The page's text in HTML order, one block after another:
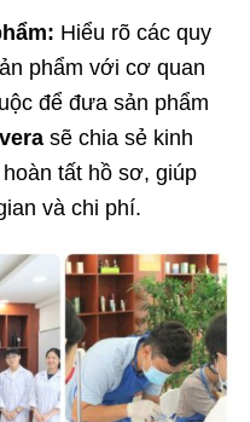
Hiểu rõ các quy
phẩm với cơ quan
để đưa sản phẩm
sẽ chia sẻ kinh
tất hồ sơ, giúp
và chi phí.